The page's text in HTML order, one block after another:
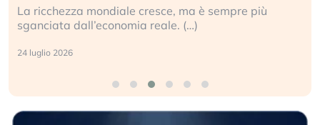
La ricchezza mondiale cresce, ma è sempre più
sganciata dall’economia reale. (…)
24 luglio 2026